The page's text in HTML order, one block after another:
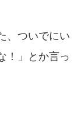
、ついでにい
！」とか言っ